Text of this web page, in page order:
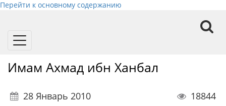
Перейти к основному содержанию
Toggle
Имам Ахмад ибн Ханбал
28 Январь 2010
18844